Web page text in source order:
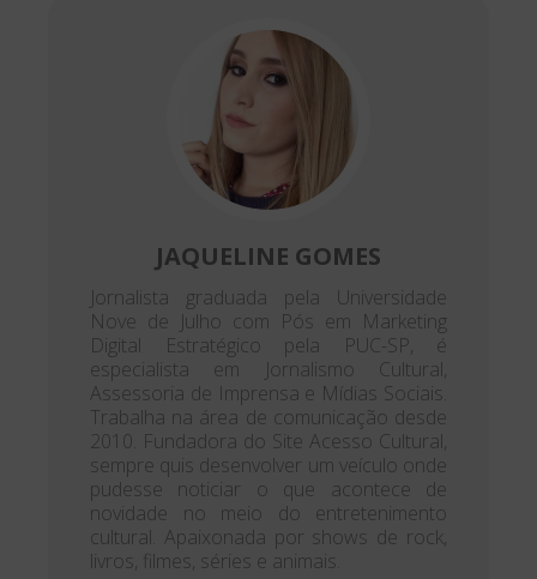
JAQUELINE GOMES
Jornalista graduada pela Universidade
Nove de Julho com Pós em Marketing
Digital Estratégico pela PUC-SP, é
especialista em Jornalismo Cultural,
Assessoria de Imprensa e Mídias Sociais.
Trabalha na área de comunicação desde
2010. Fundadora do Site Acesso Cultural,
sempre quis desenvolver um veículo onde
pudesse noticiar o que acontece de
novidade no meio do entretenimento
cultural. Apaixonada por shows de rock,
livros, filmes, séries e animais.